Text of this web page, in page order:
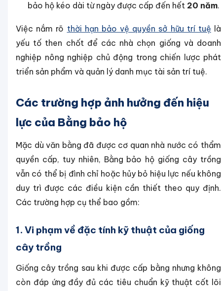
bảo hộ kéo dài từ ngày được cấp đến hết 20 năm.
Việc nắm rõ thời hạn bảo vệ quyền sở hữu trí tuệ là
yếu tố then chốt để các nhà chọn giống và doanh
nghiệp nông nghiệp chủ động trong chiến lược phát
triển sản phẩm và quản lý danh mục tài sản trí tuệ.
Các trường hợp ảnh hưởng đến hiệu
lực của Bằng bảo hộ
Mặc dù văn bằng đã được cơ quan nhà nước có thẩm
quyền cấp, tuy nhiên, Bằng bảo hộ giống cây trồng
vẫn có thể bị đình chỉ hoặc hủy bỏ hiệu lực nếu không
duy trì được các điều kiện cần thiết theo quy định.
Các trường hợp cụ thể bao gồm:
1. Vi phạm về đặc tính kỹ thuật của giống
cây trồng
Giống cây trồng sau khi được cấp bằng nhưng không
còn đáp ứng đầy đủ các tiêu chuẩn kỹ thuật cốt lõi